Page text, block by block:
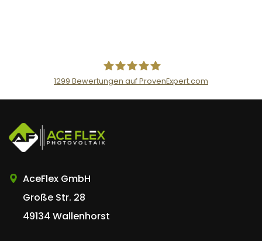
AceFlex GmbH
1299 Bewertungen auf ProvenExpert.com
AceFlex GmbH
Große Str. 28
49134 Wallenhorst